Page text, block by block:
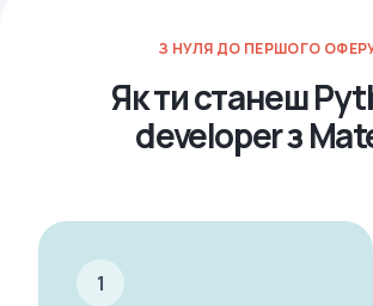
З НУЛЯ ДО ПЕРШОГО
Як ти станеш
developer з
1